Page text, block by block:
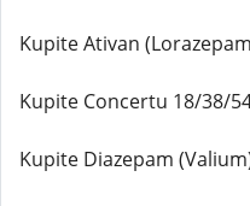
Kupite Ativan
Kupite Concertu 18/38/
Kupite Diazepam